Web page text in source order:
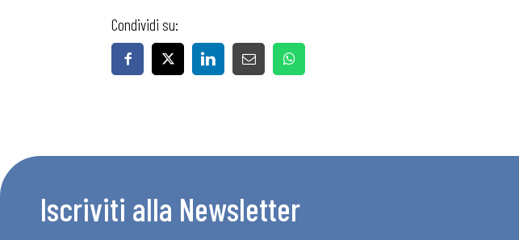
Condividi su:
Iscriviti alla Newsletter